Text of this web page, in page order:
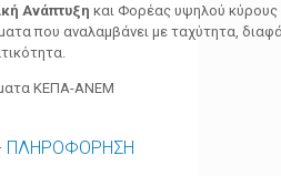
Ανάπτυξη και Φορέας υψηλού κύρους
που αναλαμβάνει με ταχύτητα,
ΠΛΗΡΟΦΟΡΗΣΗ